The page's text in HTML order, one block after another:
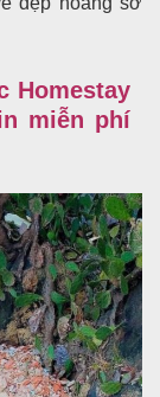
Homestay
miễn phí